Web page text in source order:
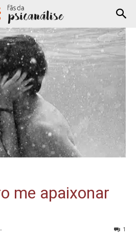
me apaixonar
- 1